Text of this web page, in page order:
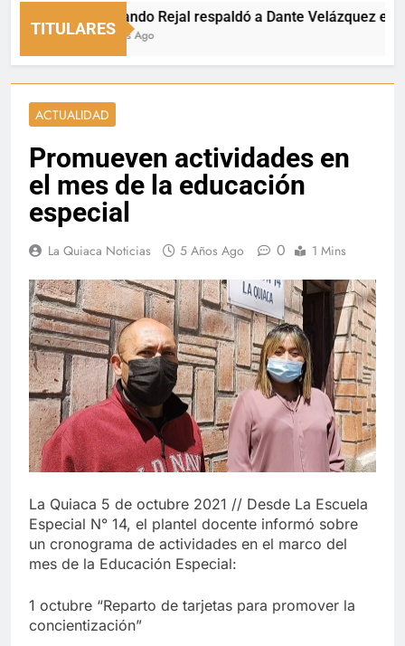
TITULARES
Fernando Rejal respaldó a Dante Velázquez en el
4 Horas Ago
ACTUALIDAD
Promueven actividades en
el mes de la educación
especial
La Quiaca Noticias 5 Años Ago 0 1 Mins
La Quiaca 5 de octubre 2021 // Desde La Escuela
Especial N° 14, el plantel docente informó sobre
un cronograma de actividades en el marco del
mes de la Educación Especial:
1 octubre “Reparto de tarjetas para promover la
concientización”